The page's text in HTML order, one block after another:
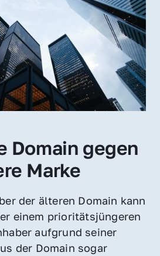
Domain gegen
Marke
der älteren Domain kann
einem prioritätsjüngeren
aufgrund seiner
der Domain sogar